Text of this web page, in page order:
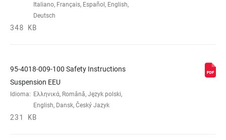
Italiano, Français, Español, English,
Deutsch
348 KB
95-4018-009-100 Safety Instructions
Suspension EEU
Idioma: Ελληνικά, Română, Język polski,
English, Dansk, Český Jazyk
231 KB